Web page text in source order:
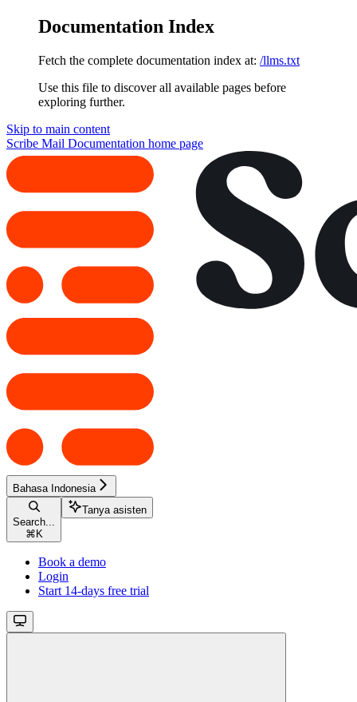
Documentation Index
Fetch the complete documentation index at: /llms.txt
Use this file to discover all available pages before
exploring further.
Skip to main content
Scribe Mail Documentation home page
Bahasa Indonesia
Search...
⌘ K
Tanya asisten
Book a demo
Login
Start 14-days free trial